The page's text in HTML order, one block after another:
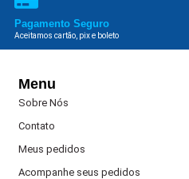
Pagamento Seguro
Aceitamos cartão, pix e boleto
Menu
Sobre Nós
Contato
Meus pedidos
Acompanhe seus pedidos